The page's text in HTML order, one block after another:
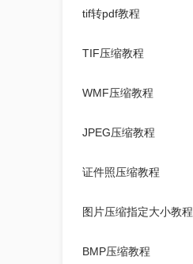
tif转pdf教程
TIF压缩教程
WMF压缩教程
JPEG压缩教程
证件照压缩教程
图片压缩指定大小教程
BMP压缩教程